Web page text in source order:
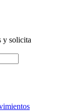
y solicita